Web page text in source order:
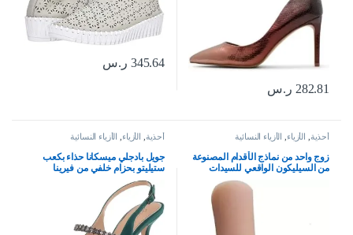
282.81 ر.س
345.64 ر.س
أحذية الأزياء الأزياء النسائية
زوج واحد من نماذج الأقدام المصنوعة
من السيليكون الواقعي للسيدات
البالغات لعرض صنادل المجوهرات
والرسم الفني (أظافر بورجوندي)،
أحذية الأزياء الأزياء النسائية
جويل بادجلي ميسكانا حذاء بكعب
ستيليتو بحزام خلفي من فيرينا